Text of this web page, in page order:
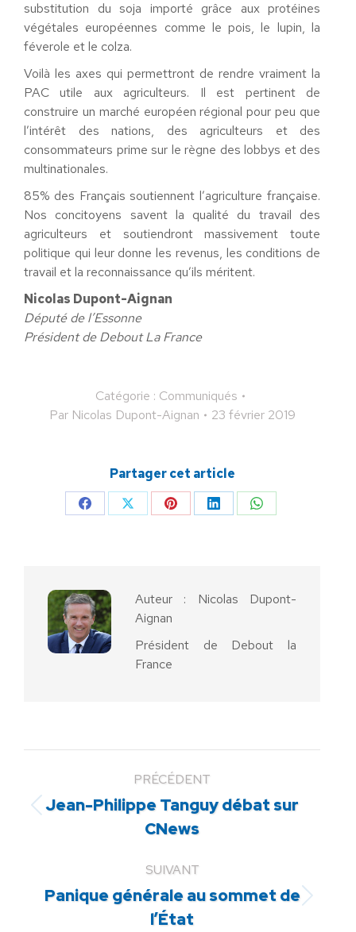
substitution du soja importé grâce aux protéines
végétales européennes comme le pois, le lupin, la
féverole et le colza.
Voilà les axes qui permettront de rendre vraiment la
PAC utile aux agriculteurs. Il est pertinent de
construire un marché européen régional pour peu que
l’intérêt des nations, des agriculteurs et des
consommateurs prime sur le règne des lobbys et des
multinationales.
85% des Français soutiennent l’agriculture française.
Nos concitoyens savent la qualité du travail des
agriculteurs et soutiendront massivement toute
politique qui leur donne les revenus, les conditions de
travail et la reconnaissance qu’ils méritent.
Nicolas Dupont-Aignan
Député de l’Essonne
Président de Debout La France
Catégorie : Communiqués
Par Nicolas Dupont-Aignan 23 février 2019
Partager cet article
PartagerPartagerPartagerPartagerPartager
Auteur : Nicolas Dupont-
Aignan
Président de Debout la
France
PRÉCÉDENT
Article
précédent
Jean-Philippe Tanguy débat sur
CNews
SUIVANT
Article
suivant
Panique générale au sommet de
l’État